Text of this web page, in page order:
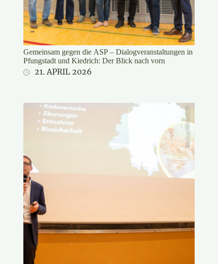
Gemeinsam gegen die ASP – Dialogveranstaltungen in
Pfungstadt und Kiedrich: Der Blick nach vorn
21. APRIL 2026
Markus Stifter/LJV